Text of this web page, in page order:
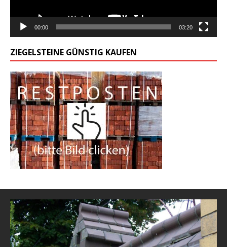
00:00 03:20
ZIEGELSTEINE GÜNSTIG KAUFEN